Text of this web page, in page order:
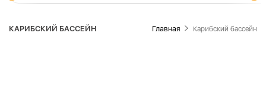
КАРИБСКИЙ БАССЕЙН Главная Карибский бассейн